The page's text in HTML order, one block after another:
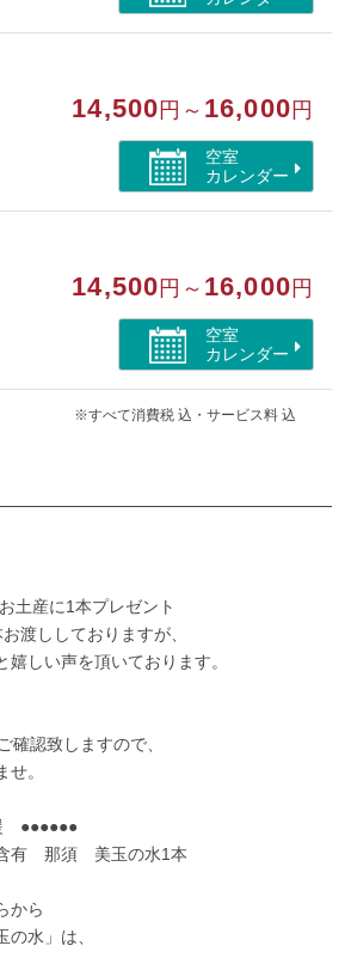
ーネットができる部屋/川が見える/
14,500 円～ 16,000 円
空室
カレンダー
14,500 円～ 16,000 円
空室
カレンダー
※すべて消費税 込・サービス料 込
土産に1本プレゼント
渡ししておりますが、
嬉しい声を頂いております。
確認致しますので、
。
●●●●●●
有 那須 美玉の水1本
から
の水」は、